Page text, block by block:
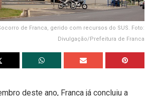
de Franca, gerido com recursos do SUS. Foto:
Divulgação/Prefeitura de Franca
deste ano, Franca já concluiu a